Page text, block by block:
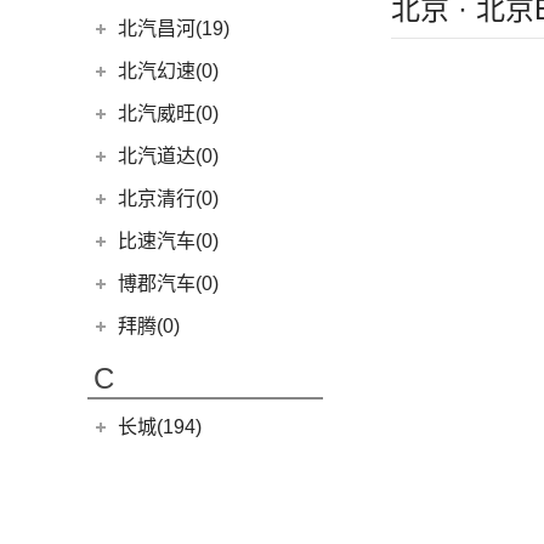
奥迪S8(3)
奔驰GLC AMG
奔驰GLE AMG
奔驰GLA AMG
奔驰GLS AMG
奔驰GLB AMG
奔驰A级AMG(进口)
奔驰CLA AMG
宝马M5(1)
宝马X3M(2)
宝马X5M(2)
宝马X6M(2)
宝马X4M
秦Pro EV (8)
唐EV(10)
宋PLUS DM-i
汉EV(17)
海豹(15)
驱逐舰05(11)
元Pro(6)
BJ 212(12)
北汽小猫
(5)
元宝(11)
勇士(9)
北汽瑞翔(16)
北汽瑞翔X5
北汽瑞翔X3
北汽昌河(19)
北汽昌河(19)
北汽昌河A6
北汽昌河M50S
北汽EV5 (2)
北汽EV2(6)
昌河北斗星X5
昌河北斗星
北汽幻速(0)
北汽威旺(0)
北汽道达(0)
北京清行(0)
比速汽车(0)
博郡汽车(0)
拜腾(0)
M-Byte Concept(0)
K-Byte Concept
C
长城(194)
北京 · 北